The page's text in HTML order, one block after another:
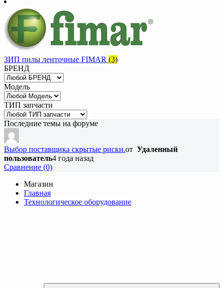
ЗИП пилы ленточные FIMAR (3)
БРЕНД
Модель
ТИП запчасти
Последние темы на форуме
Выбор поставщика скрытые риски.от Удаленный
пользователь4 года назад
Cравнение (0)
Магазин
Главная
Технологическое оборудование